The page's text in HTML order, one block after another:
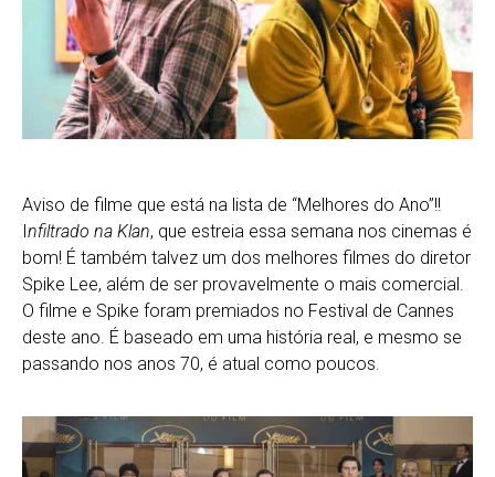
Aviso de filme que está na lista de “Melhores do Ano”!!
Infiltrado na Klan, que estreia essa semana nos cinemas é
bom! É também talvez um dos melhores filmes do diretor
Spike Lee, além de ser provavelmente o mais comercial.
O filme e Spike foram premiados no Festival de Cannes
deste ano. É baseado em uma história real, e mesmo se
passando nos anos 70, é atual como poucos.